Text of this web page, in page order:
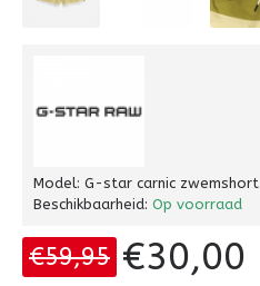
Model: G-star carnic zwemshort
Beschikbaarheid: Op voorraad
€59,95 €30,00